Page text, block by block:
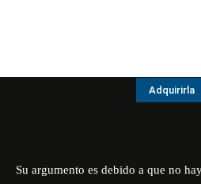
Adquirirla
Su argumento es debido a que no